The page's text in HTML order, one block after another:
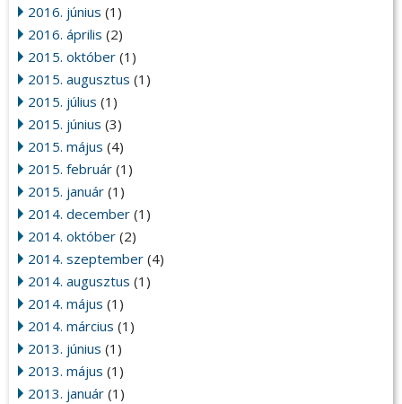
2016. június (1)
2016. április (2)
2015. október (1)
2015. augusztus (1)
2015. július (1)
2015. június (3)
2015. május (4)
2015. február (1)
2015. január (1)
2014. december (1)
2014. október (2)
2014. szeptember (4)
2014. augusztus (1)
2014. május (1)
2014. március (1)
2013. június (1)
2013. május (1)
2013. január (1)